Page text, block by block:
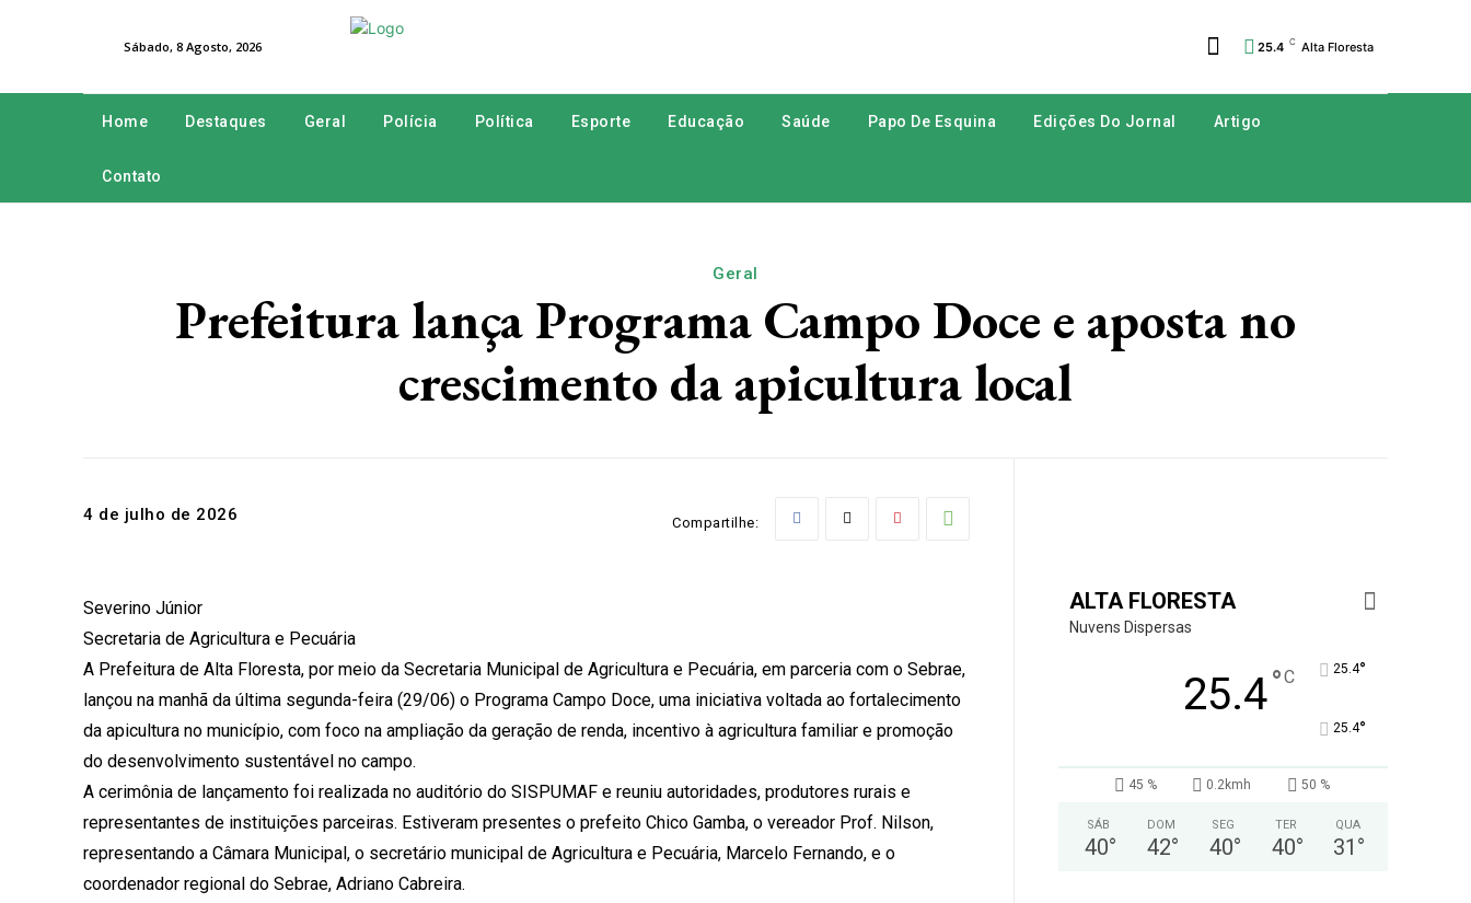
Sábado, 8 Agosto, 2026 25.4 C Alta Floresta
Home Destaques Geral Polícia Política Esporte Educação Saúde Papo De Esquina Edições Do Jornal Artigo
Contato
Geral
Prefeitura lança Programa Campo Doce e aposta no
crescimento da apicultura local
4 de julho de 2026 Compartilhe:
Severino Júnior
Secretaria de Agricultura e Pecuária
A Prefeitura de Alta Floresta, por meio da Secretaria Municipal de Agricultura e Pecuária, em parceria com o Sebrae,
lançou na manhã da última segunda-feira (29/06) o Programa Campo Doce, uma iniciativa voltada ao fortalecimento
da apicultura no município, com foco na ampliação da geração de renda, incentivo à agricultura familiar e promoção
do desenvolvimento sustentável no campo.
A cerimônia de lançamento foi realizada no auditório do SISPUMAF e reuniu autoridades, produtores rurais e
representantes de instituições parceiras. Estiveram presentes o prefeito Chico Gamba, o vereador Prof. Nilson,
representando a Câmara Municipal, o secretário municipal de Agricultura e Pecuária, Marcelo Fernando, e o
coordenador regional do Sebrae, Adriano Cabreira.
ALTA FLORESTA
Nuvens Dispersas
25.4°C 25.4°
25.4°
45 % 0.2kmh 50 %
SÁB
40°
DOM
42°
SEG
40°
TER
40°
QUA
31 °